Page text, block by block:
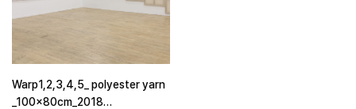
Warp1,2,3,4,5_ polyester yarn
_100x80cm_2018